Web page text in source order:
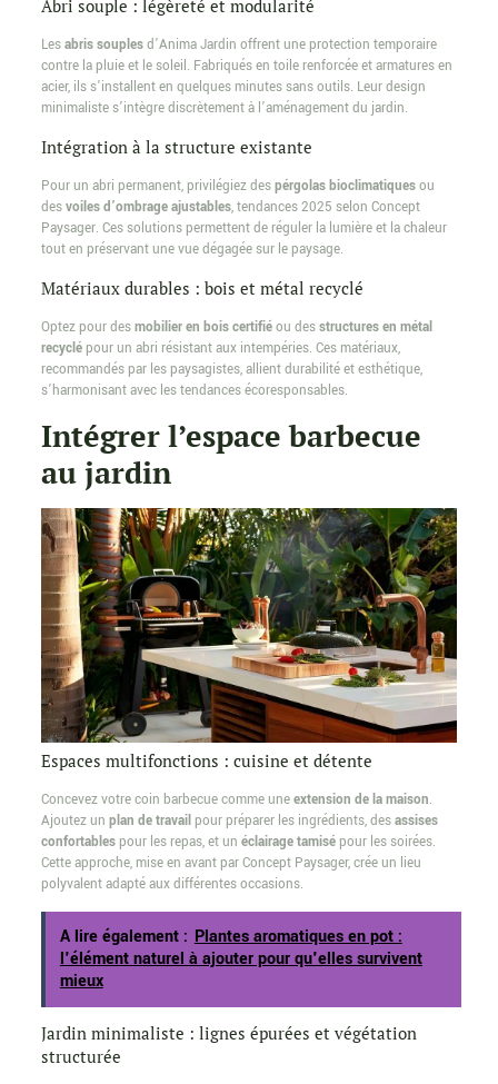
Abri souple : légèreté et modularité
Lesabris souplesd’Anima Jardin offrent une protection temporaire
contre la pluie et le soleil. Fabriqués en toile renforcée et armatures en
acier, ils s’installent en quelques minutes sans outils. Leur design
minimaliste s’intègre discrètement à l’aménagement du jardin.
Intégration à la structure existante
Pour un abri permanent, privilégiez despérgolas bioclimatiquesou
desvoiles d’ombrage ajustables, tendances 2025 selon Concept
Paysager. Ces solutions permettent de réguler la lumière et la chaleur
tout en préservant une vue dégagée sur le paysage.
Matériaux durables : bois et métal recyclé
Optez pour desmobilier en bois certifiéou desstructures en métal
recyclépour un abri résistant aux intempéries. Ces matériaux,
recommandés par les paysagistes, allient durabilité et esthétique,
s’harmonisant avec les tendances écoresponsables.
Intégrer l’espace barbecue
au jardin
Espaces multifonctions : cuisine et détente
Concevez votre coin barbecue comme uneextension de la maison.
Ajoutez un plan de travailpour préparer les ingrédients, desassises
confortablespour les repas, et un éclairage tamisépour les soirées.
Cette approche, mise en avant par Concept Paysager, crée un lieu
polyvalent adapté aux différentes occasions.
A lire également : Plantes aromatiques en pot :
l'élément naturel à ajouter pour qu'elles survivent
mieux
Jardin minimaliste : lignes épurées et végétation
structurée